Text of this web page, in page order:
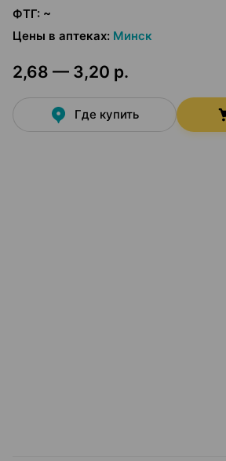
ФТГ: ~
Цены в аптеках: Минск
2,68 — 3,20 р.
Где купить